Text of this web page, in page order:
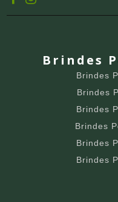
Brindes
Brindes
Brindes
Brindes
Brindes
Brindes
Brindes